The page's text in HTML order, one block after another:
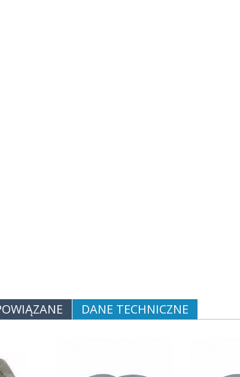
DANE TECHNICZNE